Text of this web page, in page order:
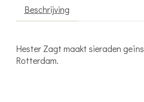
Beschrijving
Hester Zagt maakt sieraden
Rotterdam.